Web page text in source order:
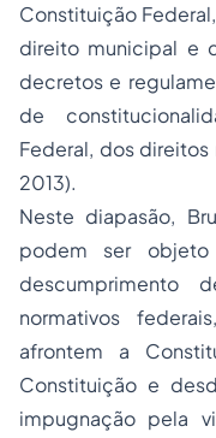
Constituição
direito municipal e
decretos e
de
Federal, dos direitos
2013).
Neste diapasão,
podem ser
descumprimento
normativos
afrontem a
Constituição e
impugnação pela